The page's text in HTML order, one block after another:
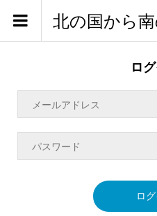
北の国から
ロ
ロ